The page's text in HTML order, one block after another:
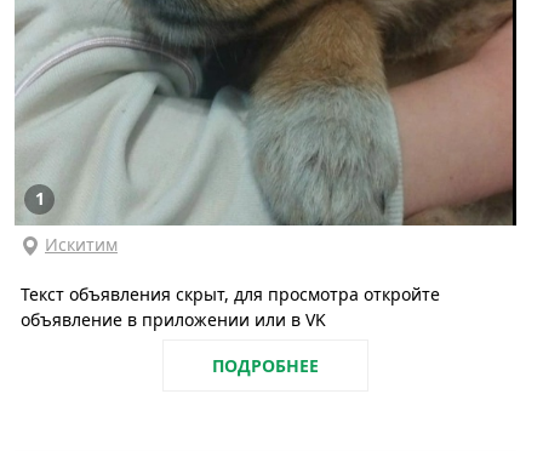
1
Искитим
Текст объявления скрыт, для просмотра откройте
объявление в приложении или в VK
ПОДРОБНЕЕ